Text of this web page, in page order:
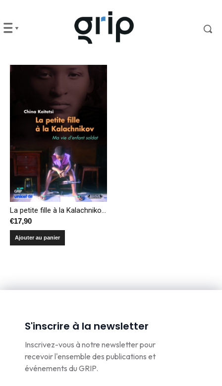
La petite fille à la Kalachnikov – Ma vie d’enfant soldat
€17,90
Ajouter au panier
S'inscrire à la newsletter
Inscrivez-vous à notre newsletter pour
recevoir l'ensemble des publications et
événements du GRIP.